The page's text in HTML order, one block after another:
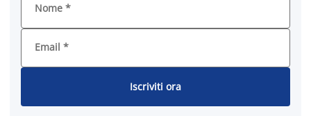
Nome *
Email *
Iscriviti ora